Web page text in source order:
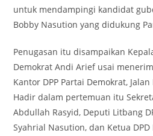
untuk mendampingi kandidat
Bobby Nasution yang didukung
Penugasan itu disampaikan
Demokrat Andi Arief usai
Kantor DPP Partai Demokrat,
Hadir dalam pertemuan itu
Abdullah Rasyid, Deputi Litbang
Syahrial Nasution, dan Ketua